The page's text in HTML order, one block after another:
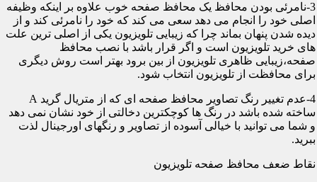
3-نامرئی بودن محافظ یک محافظ صفحه خوب علاوه بر اینکه وظیفه
اصلی خود را انجام می دهد سعی می کند که خود را نامرئی کند و از
دیده شدن پنهان بماند چرا که زیبایی تلویزیون یکی از اصلی ترین علت
های خرید تلویزیون است و اگر قرار باشد با نصب محافظ
صفحه،زیبایی ظاهری تلویزیون از بین برود بهتر است روش دیگری
برای محافظت از تلویزیون انتخاب شود.
4-عدم تغییر رنگ تصاویر محافظ صفحه ای که از متریال گرید A
ساخته شده باشد در رنگ ها کوچکترین دخالتی از خود نشان نمی دهد
و شما می توانید با خیالی آسوده از تصاویر و رنگهای اورجینال لذت
ببرید.
نقاط ضعف محافظ صفحه تلویزیون